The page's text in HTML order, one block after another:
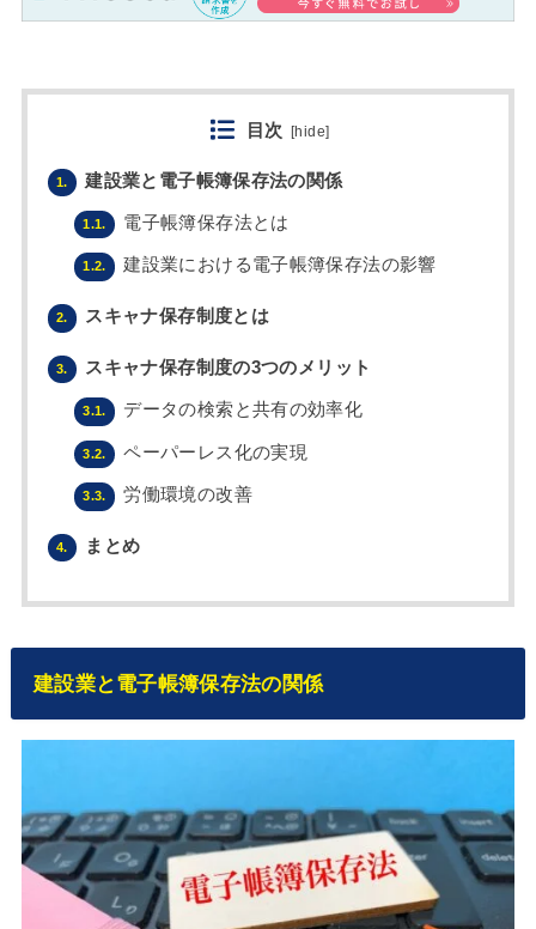
目次 [hide]
1. 建設業と電子帳簿保存法の関係
1.1. 電子帳簿保存法とは
1.2. 建設業における電子帳簿保存法の影響
2. ​スキャナ保存制度とは
3. スキャナ保存制度の3つのメリット
3.1. データの検索と共有の効率化
3.2. ペーパーレス化の実現
3.3. 労働環境の改善
4. まとめ
建設業と電子帳簿保存法の関係